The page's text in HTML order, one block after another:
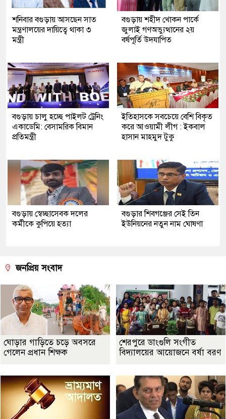
শনিবার বগুড়ায় আসছেন সাত
মন্ত্রণালয়ের দায়িত্বে থাকা ৩
মন্ত্রী
বগুড়ায় শহীদ খোকন পার্কে
জুলাই গণঅভ্যুত্থানের ২য়
বর্ষপূর্তি উদযাপিত
বগুড়ায় চালু হচ্ছে পাইলট ট্রেনিং
একাডেমি: বেসামরিক বিমান
প্রতিমন্ত্রী
ইতিহাসকে সবচেয়ে বেশি বিকৃত
করে আওয়ামী লীগ : ইকবাল
হাসান মাহমুদ টুকু
বগুড়ায় স্বেচ্ছাসেবক দলের
কর্মীকে কুপিয়ে হত্যা
বগুড়ার শিবগঞ্জের সেই তিন
ইউনিয়নের নতুন নাম ঘোষণা
জনপ্রিয় সংবাদ
ঘোড়ার গাড়িতে চড়ে অবসরে
গেলেন প্রধান শিক্ষক
শেরপুরে ডাংগুলি সংগীত
বিদ্যালয়ের আয়োজনে বর্ষা বরণ